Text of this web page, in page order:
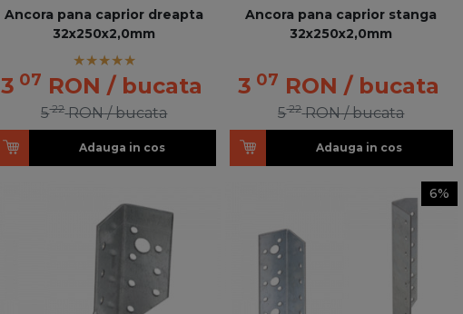
Ancora pana caprior dreapta
32x250x2,0mm
3 07 RON / bucata
522 RON / bucata
Adauga in cos
Ancora pana caprior stanga
32x250x2,0mm
3 07 RON / bucata
522 RON / bucata
Adauga in cos
6%